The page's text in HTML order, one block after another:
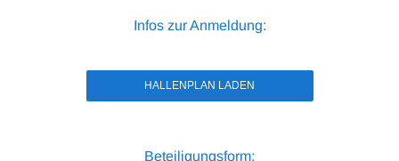
Infos zur Anmeldung:
HALLENPLAN LADEN
Beteiligungsform: